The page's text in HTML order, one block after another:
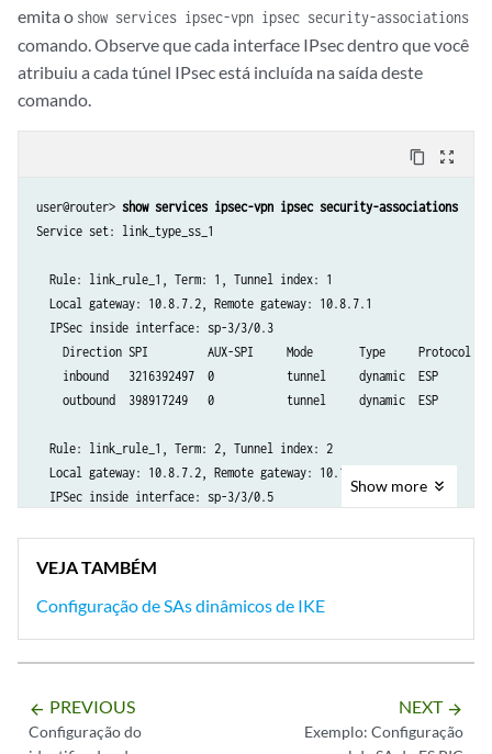
services {
    service-set link_type_ss_1 {
        next-hop-service {
        ipsec-vpn-options {
            local-gateway 10.8.7.2;
        ipsec-vpn-rules link_rule_1;
    }
    ipsec-vpn {
        rule link_rule_1 {
            term 1 {
                from {
                }
                then {
                    remote-gateway 10.10.7.3;
                    backup-remote-gateway 10.8.7.1;
                    dynamic {
                        ike-policy main_mode_ike_policy;
                    }
                from {
                    ipsec-inside-interface sp-3/3/0.5;
emita o show services ipsec-vpn ipsec security-associations
comando. Observe que cada interface IPsec dentro que você
atribuiu a cada túnel IPsec está incluída na saída deste
comando.
content_copy zoom_out_map
user@router> show services ipsec-vpn ipsec security-associations
Service set: link_type_ss_1
  Rule: link_rule_1, Term: 1, Tunnel index: 1
  Local gateway: 10.8.7.2, Remote gateway: 10.8.7.1
  IPSec inside interface: sp-3/3/0.3
    Direction SPI         AUX-SPI     Mode       Type     Protocol
    inbound   3216392497  0           tunnel     dynamic  ESP
    outbound  398917249   0           tunnel     dynamic  ESP
  Rule: link_rule_1, Term: 2, Tunnel index: 2
  Local gateway: 10.8.7.2, Remote gateway: 10.12.7.5
  IPSec inside interface: sp-3/3/0.5
Show more
VEJA TAMBÉM
Configuração de SAs dinâmicos de IKE
arrow_backward PREVIOUS
Configuração do
NEXT arrow_forward
Exemplo: Configuração